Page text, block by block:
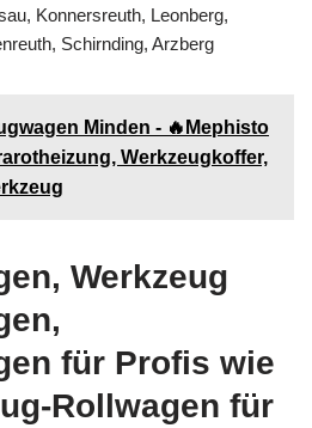
Konnersreuth, Leonberg,
Schirnding, Arzberg
Minden - 🔥Mephisto
Werkzeugkoffer,
Werkzeug
für Profis wie
Rollwagen für